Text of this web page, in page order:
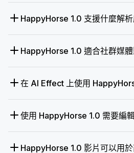
HappyHorse 1.0 支援什麼解析
HappyHorse 1.0 適合社群媒體
在 AI Effect 上使用
使用 HappyHorse 1.0 需要編
HappyHorse 1.0 影片可以用於